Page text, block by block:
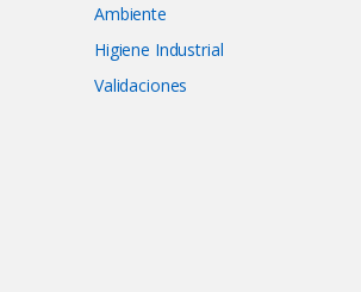
Ambiente
Higiene Industrial
Validaciones